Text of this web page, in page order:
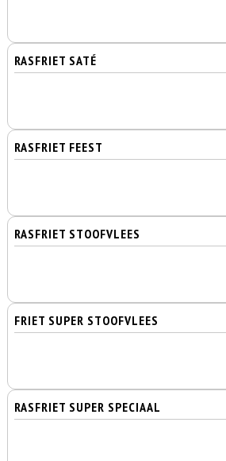
RASFRIET SATÉ
RASFRIET FEEST
RASFRIET STOOFVLEES
FRIET SUPER STOOFVLEES
RASFRIET SUPER SPECIAAL